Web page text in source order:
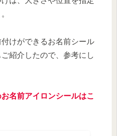
けができるお名前シール
紹介したので、参考にし
名前アイロンシールはこ